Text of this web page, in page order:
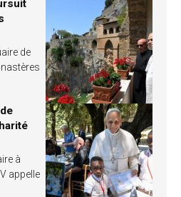
de
à
appelle